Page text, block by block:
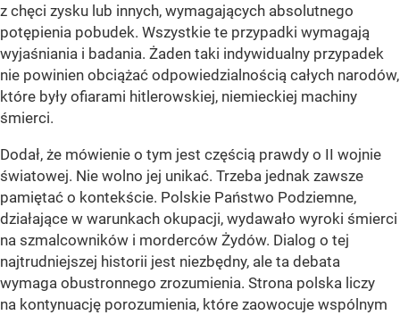
z chęci zysku lub innych, wymagających absolutnego
potępienia pobudek. Wszystkie te przypadki wymagają
wyjaśniania i badania. Żaden taki indywidualny przypadek
nie powinien obciążać odpowiedzialnością całych narodów,
które były ofiarami hitlerowskiej, niemieckiej machiny
śmierci.
Dodał, że mówienie o tym jest częścią prawdy o II wojnie
światowej. Nie wolno jej unikać. Trzeba jednak zawsze
pamiętać o kontekście. Polskie Państwo Podziemne,
działające w warunkach okupacji, wydawało wyroki śmierci
na szmalcowników i morderców Żydów. Dialog o tej
najtrudniejszej historii jest niezbędny, ale ta debata
wymaga obustronnego zrozumienia. Strona polska liczy
na kontynuację porozumienia, które zaowocuje wspólnym